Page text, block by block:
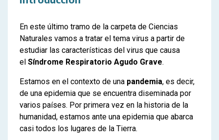
En este último tramo de la carpeta de Ciencias
Naturales vamos a tratar el tema virus a partir de
estudiar las características del virus que causa
el Síndrome Respiratorio Agudo Grave.
Estamos en el contexto de una pandemia, es decir,
de una epidemia que se encuentra diseminada por
varios países. Por primera vez en la historia de la
humanidad, estamos ante una epidemia que abarca
casi todos los lugares de la Tierra.